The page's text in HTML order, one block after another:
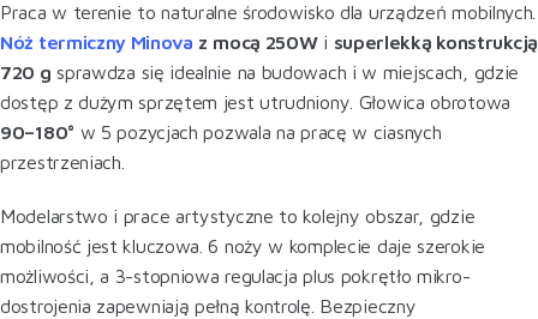
Praca w terenie to naturalne środowisko dla urządzeń mobilnych.
Nóż termiczny Minova z mocą 250Wi superlekką konstrukcją
720 g sprawdza się idealnie na budowach i w miejscach, gdzie
dostęp z dużym sprzętem jest utrudniony. Głowica obrotowa
90–180° w 5 pozycjach pozwala na pracę w ciasnych
przestrzeniach.
Modelarstwo i prace artystyczne to kolejny obszar, gdzie
mobilność jest kluczowa. 6 noży w komplecie daje szerokie
możliwości, a 3-stopniowa regulacja plus pokrętło mikro-
dostrojenia zapewniają pełną kontrolę. Bezpieczny